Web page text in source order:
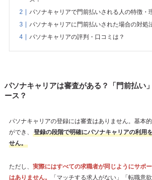
パソナキャリアで門前払いされる人の特徴・
パソナキャリアに門前払いされた場合の対処
パソナキャリアの評判・口コミは？
パソナキャリアは審査がある？「門前払い
ース？
パソナキャリアの登録には審査はありません。基本
ができ、
登録の段階で明確にパソナキャリアの利用
せん。
ただし、 実際にはすべての求職者が同じようにサポ
はありません。
「マッチする求人がない」「転職意